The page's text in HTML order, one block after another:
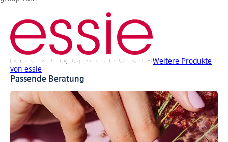
Weitere Produkte
von essie
Passende Beratung